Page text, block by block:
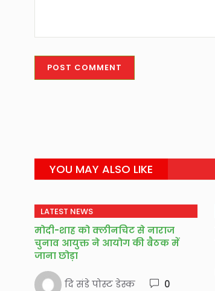
YOU MAY ALSO LIKE
LATEST NEWS
मोदी-शाह को क्लीनचिट से नाराज
चुनाव आयुक्त ने आयोग की बैठक में
जाना छोड़ा
दि संडे पोस्ट डेस्क 0